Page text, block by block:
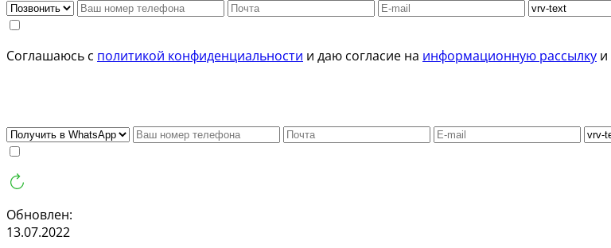
Соглашаюсь с политикой конфиденциальности и даю согласие на информационную рассылку и
Обновлен:
13.07.2022